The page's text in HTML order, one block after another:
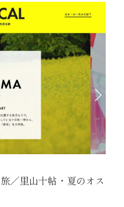
／里山十帖・夏のオス